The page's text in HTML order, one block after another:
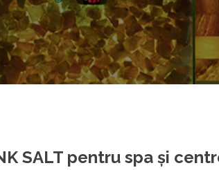
SALT pentru spa și